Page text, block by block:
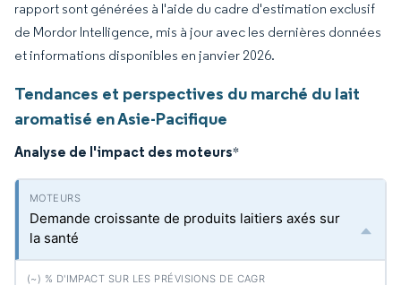
rapport sont générées à l'aide du cadre d'estimation exclusif
de Mordor Intelligence, mis à jour avec les dernières données
et informations disponibles en janvier 2026.
Tendances et perspectives du marché du lait
aromatisé en Asie-Pacifique
Analyse de l'impact des moteurs*
Demande croissante de produits laitiers axés sur
la santé